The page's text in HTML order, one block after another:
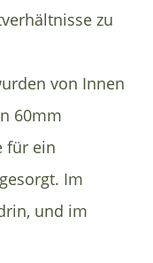
zu
von Innen
60mm
für ein
Im
und im